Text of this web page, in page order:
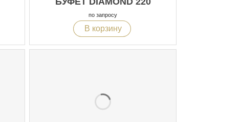
по запросу
В корзину